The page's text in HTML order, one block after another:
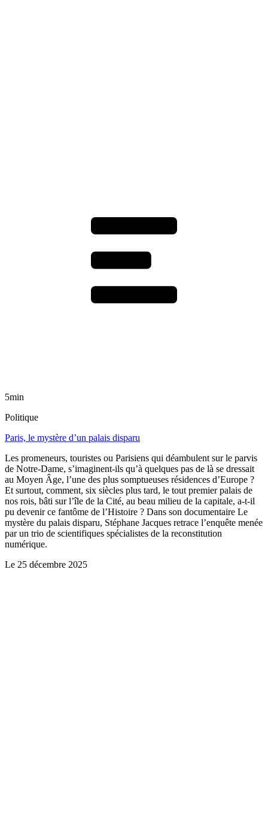
5min
Politique
Paris, le mystère d’un palais disparu
Les promeneurs, touristes ou Parisiens qui déambulent sur le parvis
de Notre-Dame, s’imaginent-ils qu’à quelques pas de là se dressait
au Moyen Âge, l’une des plus somptueuses résidences d’Europe ?
Et surtout, comment, six siècles plus tard, le tout premier palais de
nos rois, bâti sur l’île de la Cité, au beau milieu de la capitale, a-t-il
pu devenir ce fantôme de l’Histoire ? Dans son documentaire Le
mystère du palais disparu, Stéphane Jacques retrace l’enquête menée
par un trio de scientifiques spécialistes de la reconstitution
numérique.
Le 25 décembre 2025